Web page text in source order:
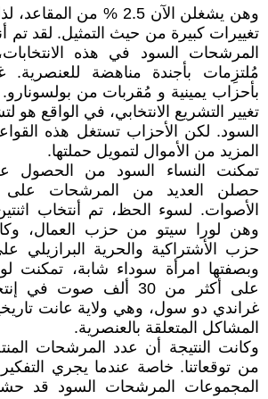
وهن يشغلن الآن 2.5 % من
تغييرات كبيرة من حيث التمثيل. لقد تم
المرشحات السود في هذه
مُلتزِمات بأجندة مناهضة للعنصرية.
بأحزاب يمينية و مُقربات من
تغيير التشريع الانتخابي، في الواقع هو
السود. لكن الأحزاب تستغل هذه
المزيد من الأموال لتمويل حملتها.
تمكنت النساء السود من الحصول
حصلن العديد من المرشحات
وهن لورا سيتو من حزب العمال،
حزب الأشتراكية والحرية البرازيلي
وبصفتها امرأة سوداء شابة، تمكنت
على أكثر من 30 ألف صوت
غراندي دو سول، وهي ولاية عانت
المشاكل المتعلقة بالعنصرية.
وكانت النتيجة أن عدد المرشحات
من توقعاتنا. خاصة عندما يجري
المجموعات المرشحات السود قد